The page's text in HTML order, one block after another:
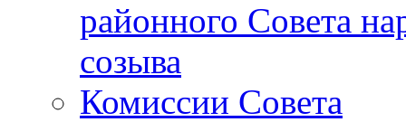
районного Совета
созыва
Комиссии Совета